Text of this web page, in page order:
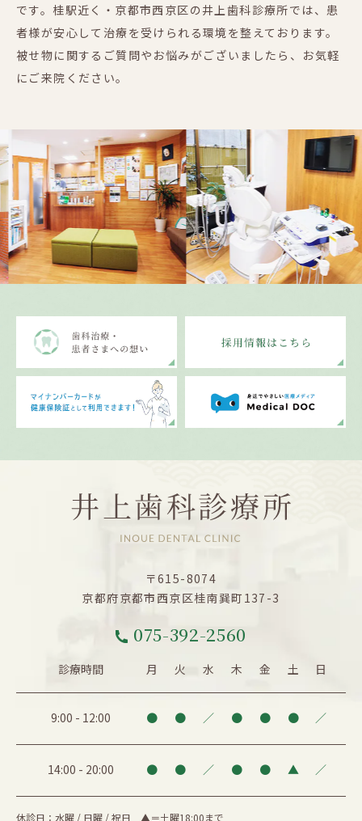
です。桂駅近く・京都市西京区の井上歯科診療所では、患
者様が安心して治療を受けられる環境を整えております。
被せ物に関するご質問やお悩みがございましたら、お気軽
にご来院ください。
Previous
〒615-8074
京都府京都市西京区桂南巽町137-3
075-392-2560
診療時間 月 火 水 木 金 土 日
9:00 - 12:00 ● ● ／ ● ● ● ／
14:00 - 20:00 ● ● ／ ● ● ▲ ／
休診日：水曜 / 日曜 / 祝日 ▲＝土曜18:00まで